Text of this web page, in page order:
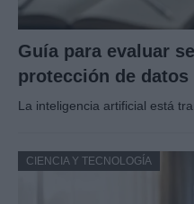
Guía para evaluar
protección de datos
La inteligencia artificial está
CIENCIA Y TECNOLOGÍA